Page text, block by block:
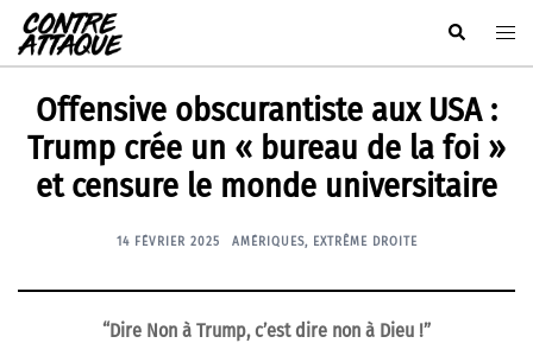
Aller
au
contenu
Rechercher
Offensive obscurantiste aux USA :
Trump crée un « bureau de la foi »
et censure le monde universitaire
14 FÉVRIER 2025 AMÉRIQUES, EXTRÊME DROITE
“Dire Non à Trump, c’est dire non à Dieu !”